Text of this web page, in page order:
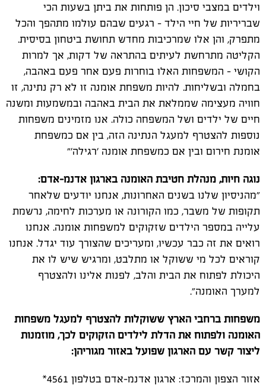
וילדים במצבי סיכון. הן פותחות את ביתן בשעות הכי
שבריריות של חיי הילד – רגעים שבהם עולמו מתהפך והכל
מתפרק, והן אלו שמרכיבות מחדש תחושת ביטחון בסיסית.
הקליטה מתרחשת לעיתים בהתראה של דקות, אך למרות
הקושי – המשפחות האלו בוחרות פעם אחר פעם באהבה,
בחמלה ובשליחות. להיות משפחת אומנה זו לא רק נתינה, זו
חוויה מעצימה שממלאת את הבית באהבה ובמשמעות ומשנה
חיים של ילדים ושל המשפחה כולה. אנו מזמינים משפחות
נוספות להצטרף למעגל הנתינה הזה, בין אם כמשפחת
אומנת חירום ובין אם כמשפחת אומנה 'רגילה'״
נוגה חיות, מנהלת חטיבת האומנה בארגון אדנמ-אדם:
״מהניסיון שלנו בשנים האחרונות, אנחנו יודעים שלאחר
תקופות של משבר, כמו הקורונה או מערכות לחימה, נרשמת
עלייה במספר הילדים שזקוקים למשפחות אומנה. אנחנו
רואים את זה כבר עכשיו, ומעריכים שהצורך עוד יגדל. אנחנו
קוראים לכל מי ששוקל או מתלבט, ומרגיש שיש לו את
היכולת לפתוח את הבית והלב, לפנות אלינו ולהצטרף
למערך האומנה״.
משפחות ברחבי הארץ ששוקלות להצטרף למעגל משפחות
האומנה ולפתוח את הדלת לילדים הזקוקים לכך, מוזמנות
ליצור קשר עם הארגון שפועל באזור מגוריהן:
אזור הצפון והמרכז: ארגון אדנמ-אדם בטלפון 4561*